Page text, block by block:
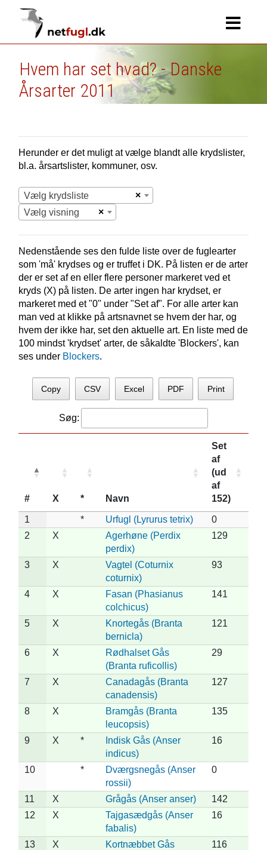
Hvem har set hvad? - Danske
Årsarter 2011
Herunder er det muligt at vælge blandt alle krydslister,
bl.a. årsartslister, kommuner, osv.
×
Vælg krydsliste
×
Vælg visning
Nedenstående ses den fulde liste over de fuglearter
som 'må' krydses og er truffet i DK. På listen er de arter
der er set af en eller flere personer markeret ved et
kryds (X) på listen. De arter ingen har krydset, er
markeret med et "0" under "Set af". For alle arter kan
man ved at klikke på artsnavnet se hvem der har, og
hvem der ikke har, set den aktuelle art. En liste med de
100 mindst 'krydset' arter, de såkaldte 'Blockers', kan
ses under Blockers.
Copy CSV Excel PDF Print
Søg:
# X * Navn
Set
af
(ud
af
152)
1 * Urfugl (Lyrurus tetrix)
0
2
X
Agerhøne (Perdix
perdix)
129
3 X
Vagtel (Coturnix
coturnix)
93
4 X
Fasan (Phasianus
colchicus)
141
5 X
Knortegås (Branta
bernicla)
121
6 X
Rødhalset Gås
(Branta ruficollis)
29
7 X
Canadagås (Branta
canadensis)
127
8 X
Bramgås (Branta
leucopsis)
135
9 X *
Indisk Gås (Anser
indicus)
16
10 *
Dværgsnegås (Anser
rossii)
0
11 X Grågås (Anser anser)
142
12
X
Tajgasædgås (Anser
fabalis)
16
13 X
Kortnæbbet Gås
116